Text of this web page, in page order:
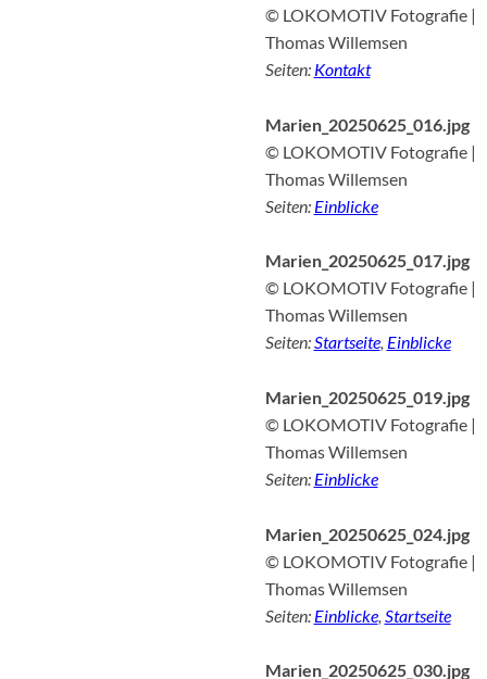
© LOKOMOTIV Fotografie |
Thomas Willemsen
Seiten: Kontakt
Marien_20250625_016.jpg
© LOKOMOTIV Fotografie |
Thomas Willemsen
Seiten: Einblicke
Marien_20250625_017.jpg
© LOKOMOTIV Fotografie |
Thomas Willemsen
Seiten:Startseite, Einblicke
Marien_20250625_019.jpg
© LOKOMOTIV Fotografie |
Thomas Willemsen
Seiten: Einblicke
Marien_20250625_024.jpg
© LOKOMOTIV Fotografie |
Thomas Willemsen
Seiten: Einblicke, Startseite
Marien_20250625_030.jpg